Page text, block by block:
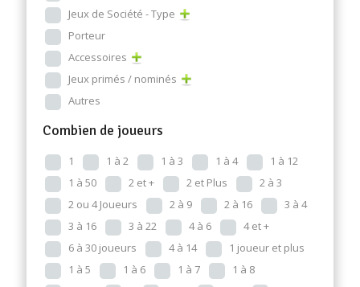
Jeux de Société - Type
Porteur
Accessoires
Jeux primés / nominés
Autres
Combien de joueurs
1 1 à 2 1 à 3 1 à 4
1 à 12
1 à 50
2 et + 2 et Plus
2 à 3
2 ou 4 Joueurs
2 à 9 2 à 16
3 à 4
3 à 16
3 à 22 4 à 6
4 et +
6 à 30 joueurs
4 à 14
1 joueur et plus
1 à 5
1 à 6 1 à 7
1 à 8